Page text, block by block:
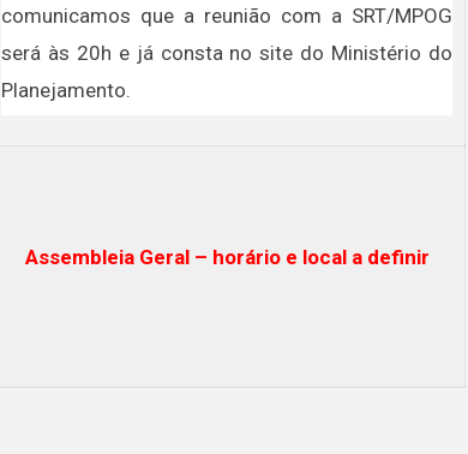
comunicamos que a reunião com a SRT/MPOG
será às 20h e já consta no site do Ministério do
Planejamento.
Assembleia Geral – horário e local a definir